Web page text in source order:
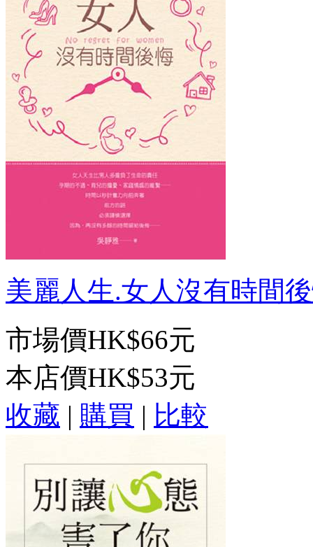
美麗人生.女人沒有時間
市場價HK$66元
本店價HK$53元
收藏 | 購買 | 比較